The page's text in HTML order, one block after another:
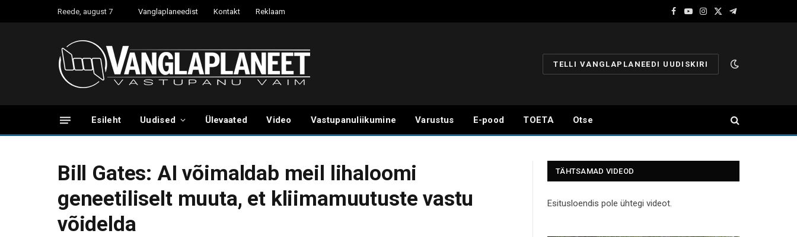
Reede, august 7 Vanglaplaneedist Kontakt Reklaam
Facebook
YouTube
Instagram
X
Telegram
TELLI VANGLAPLANEEDI UUDISKIRI
Esileht Uudised Ülevaated Video Vastupanuliikumine Varustus E-pood TOETA Otse
Bill Gates: AI võimaldab meil lihaloomi
geneetiliselt muuta, et kliimamuutuste vastu
võidelda
TÄHTSAMAD VIDEOD
Esitusloendis pole ühtegi videot.